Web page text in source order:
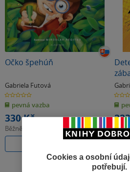
Očko špehúň
Gabriela Futová
0.0
z
5
hvězdiček
pevná vazba
330 Kč
Běžně
0.0
z
5
Cookies a osobní
potřebují.